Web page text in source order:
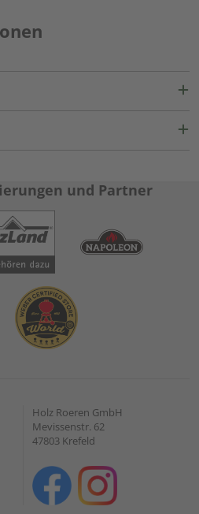
und Partner
Holz Roeren GmbH
Mevissenstr. 62
47803 Krefeld